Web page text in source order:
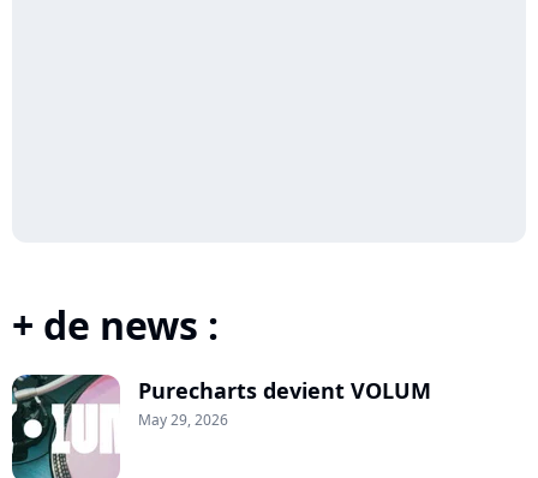
+ de news :
Purecharts devient VOLUM
May 29, 2026